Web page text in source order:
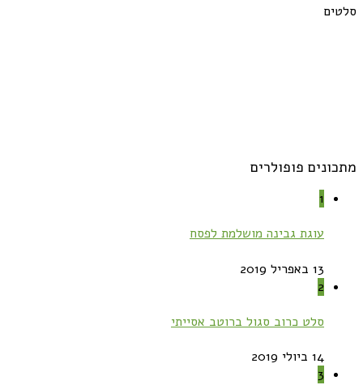
סלטים
מתכונים פופולרים
1
עוגת גבינה מושלמת לפסח
13 באפריל 2019
2
סלט כרוב סגול ברוטב אסייתי
14 ביולי 2019
3